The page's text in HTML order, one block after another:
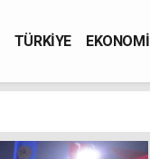
TÜRKİYE EKONOMİ